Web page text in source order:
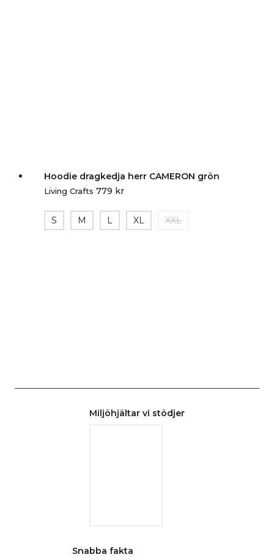
Hoodie dragkedja herr CAMERON grön
Living Crafts 779 kr
S M L XL XXL
Miljöhjältar vi stödjer
Snabba fakta